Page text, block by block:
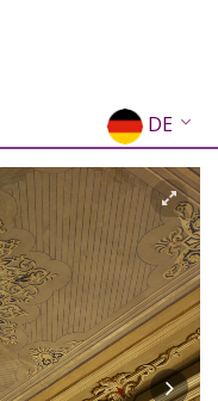
DE
EN
EL
FR
IT
ES